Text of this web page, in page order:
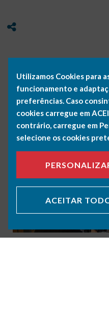
Utilizamos Cookies para
funcionamento e
preferências. Caso
cookies carregue em
contrário, carregue em
selecione os cookies
ACEITAR